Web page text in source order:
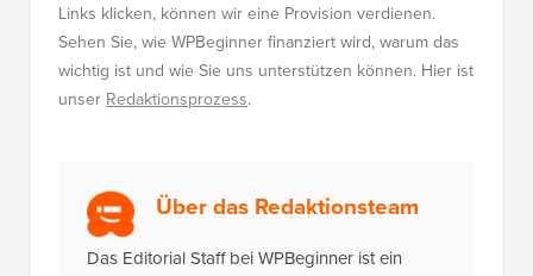
Links klicken, können wir eine Provision verdienen.
Sehen Sie, wie WPBeginner finanziert wird, warum das
wichtig ist und wie Sie uns unterstützen können. Hier ist
unserRedaktionsprozess.
Über das Redaktionsteam
Das Editorial Staff bei WPBeginner ist ein